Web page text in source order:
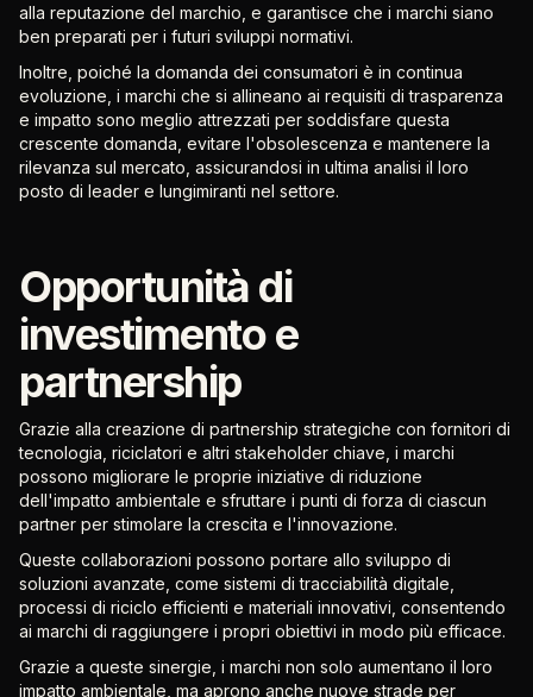
alla reputazione del marchio, e garantisce che i marchi siano
ben preparati per i futuri sviluppi normativi.
Inoltre, poiché la domanda dei consumatori è in continua
evoluzione, i marchi che si allineano ai requisiti di trasparenza
e impatto sono meglio attrezzati per soddisfare questa
crescente domanda, evitare l'obsolescenza e mantenere la
rilevanza sul mercato, assicurandosi in ultima analisi il loro
posto di leader e lungimiranti nel settore.
Opportunità di
investimento e
partnership
Grazie alla creazione di partnership strategiche con fornitori di
tecnologia, riciclatori e altri stakeholder chiave, i marchi
possono migliorare le proprie iniziative di riduzione
dell'impatto ambientale e sfruttare i punti di forza di ciascun
partner per stimolare la crescita e l'innovazione.
Queste collaborazioni possono portare allo sviluppo di
soluzioni avanzate, come sistemi di tracciabilità digitale,
processi di riciclo efficienti e materiali innovativi, consentendo
ai marchi di raggiungere i propri obiettivi in modo più efficace.
Grazie a queste sinergie, i marchi non solo aumentano il loro
impatto ambientale, ma aprono anche nuove strade per